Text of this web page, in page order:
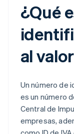
¿Qué
al
Un número de
es un número
Central de
empresas,